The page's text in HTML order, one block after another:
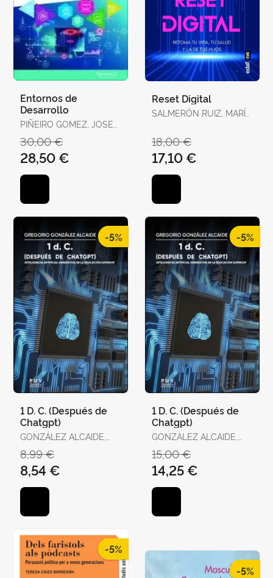
Entornos de
Desarrollo
PIÑEIRO GOMEZ, JOSE
30,00 €
28,50 €
Reset Digital
SALMERÓN RUIZ, MARÍA
18,00 €
17,10 €
-5%
1 D. C. (Después de
Chatgpt)
GONZÁLEZ ALCAIDE,
8,99 €
8,54 €
-5%
1 D. C. (Después de
Chatgpt)
GONZÁLEZ ALCAIDE,
15,00 €
14,25 €
-5%
-5%